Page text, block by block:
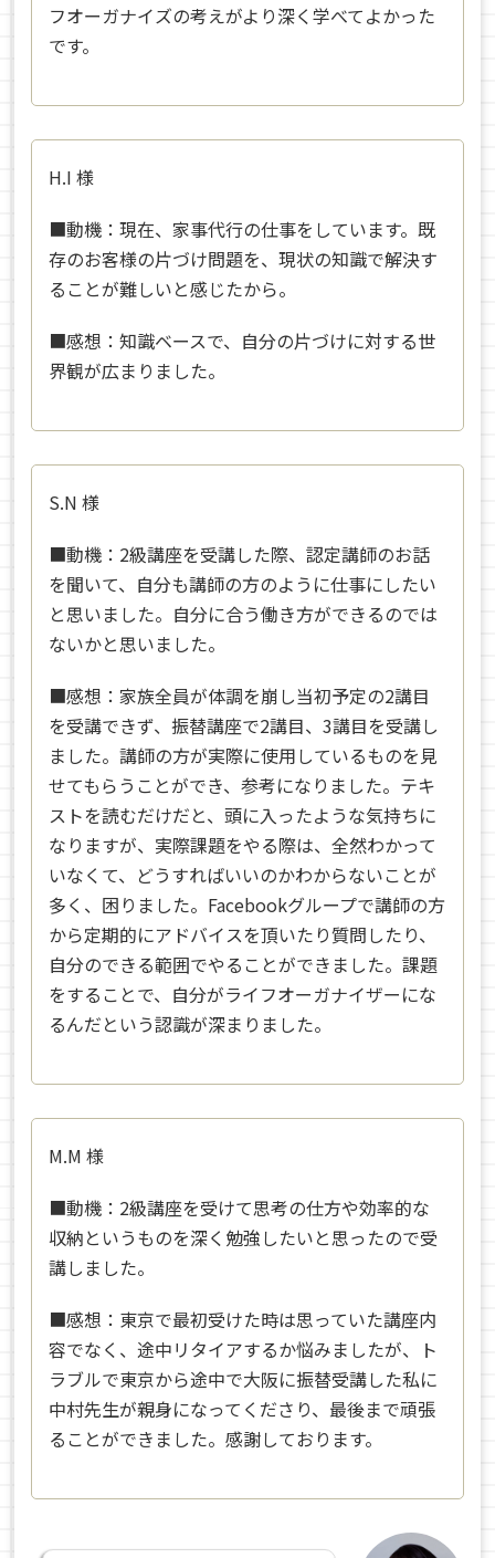
フオーガナイズの考えがより深く学べてよかった
です。
H.I様
■動機：現在、家事代行の仕事をしています。既
存のお客様の片づけ問題を、現状の知識で解決す
ることが難しいと感じたから。
■感想：知識ベースで、自分の片づけに対する世
界観が広まりました。
S.N様
■動機： 2級講座を受講した際、認定講師のお話
を聞いて、自分も講師の方のように仕事にしたい
と思いました。自分に合う働き方ができるのでは
ないかと思いました。
■感想： 家族全員が体調を崩し当初予定の2講目
を受講できず、振替講座で2講目、3講目を受講し
ました。講師の方が実際に使用しているものを見
せてもらうことができ、参考になりました。テキ
ストを読むだけだと、頭に入ったような気持ちに
なりますが、実際課題をやる際は、全然わかって
いなくて、どうすればいいのかわからないことが
多く、困りました。Facebookグループで講師の方
から定期的にアドバイスを頂いたり質問したり、
自分のできる範囲でやることができました。課題
をすることで、自分がライフオーガナイザーにな
るんだという認識が深まりました。
M.M 様
■動機： 2級講座を受けて思考の仕方や効率的な
収納というものを深く勉強したいと思ったので受
講しました。
■感想： 東京で最初受けた時は思っていた講座内
容でなく、途中リタイアするか悩みましたが、ト
ラブルで東京から途中で大阪に振替受講した私に
中村先生が親身になってくださり、最後まで頑張
ることができました。感謝しております。